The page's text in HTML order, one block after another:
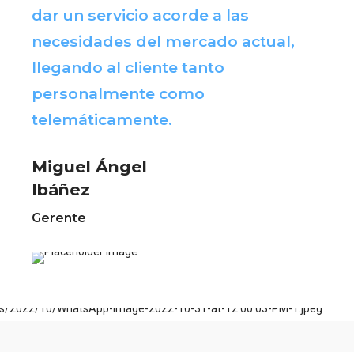
dar un servicio acorde a las
necesidades del mercado actual,
llegando al cliente tanto
personalmente como
telemáticamente.
Miguel Ángel
Ibáñez
Gerente